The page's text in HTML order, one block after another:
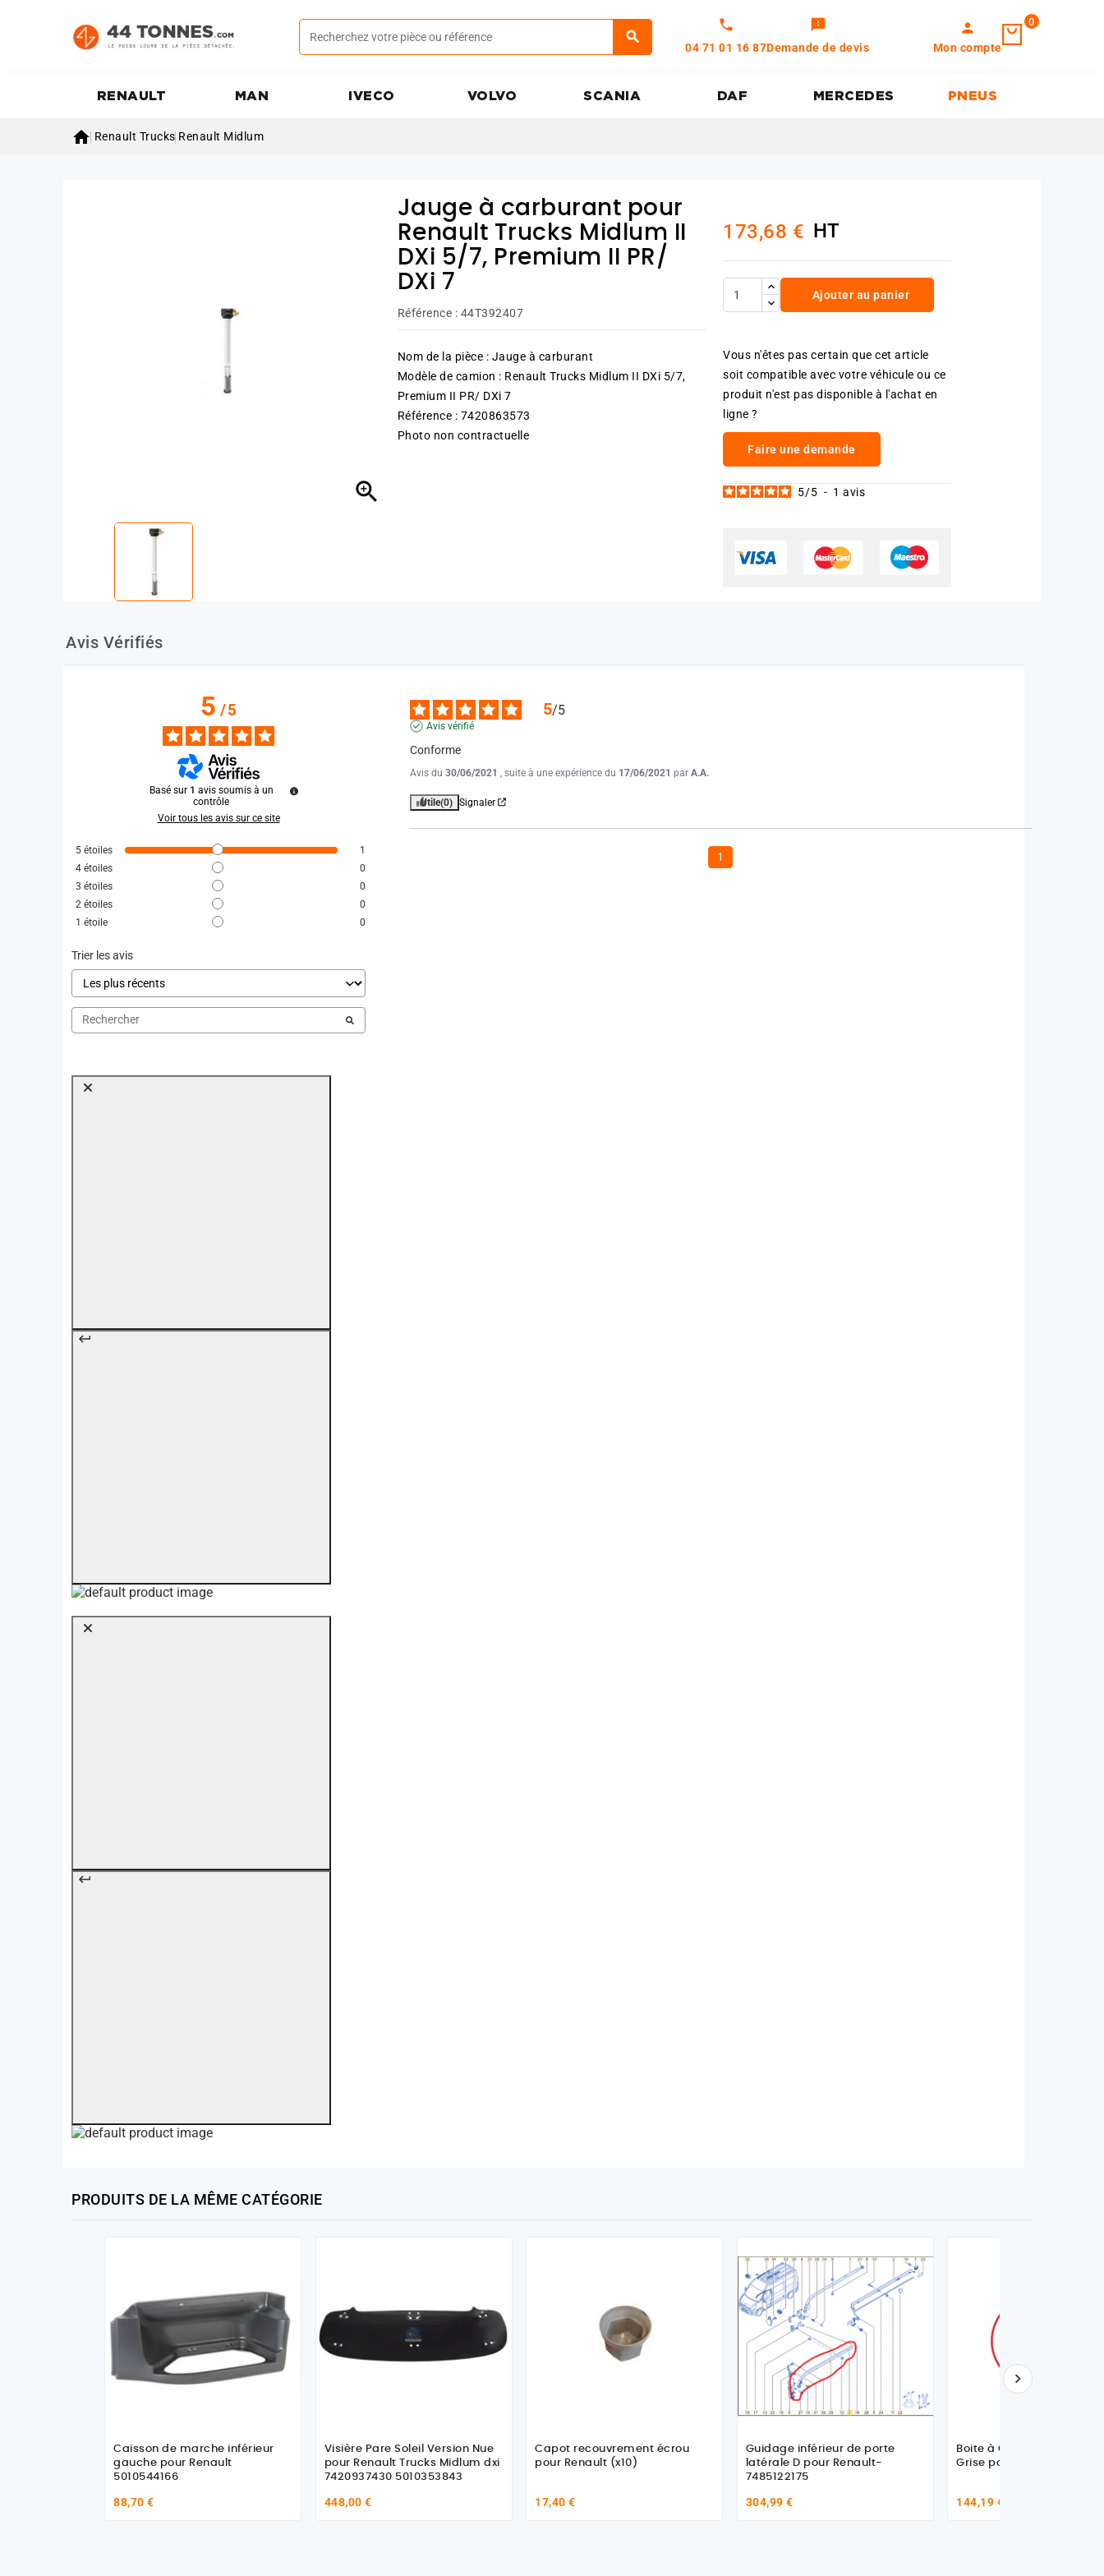
call
04 71 01 16 87
feedback
Demande de devis
person
Mon compte
0
RENAULT MAN IVECO VOLVO SCANIA DAF MERCEDES PNEUS
 Renault Trucks Renault Midlum

Jauge à carburant pour
Renault Trucks Midlum II
DXi 5/7, Premium II PR/
DXi 7
Référence : 44T392407
Nom de la pièce : Jauge à carburant
Modèle de camion : Renault Trucks Midlum II DXi 5/7,
Premium II PR/ DXi 7
Référence : 7420863573
Photo non contractuelle
173,68 € HT
Ajouter au panier
Vous n'êtes pas certain que cet article
soit compatible avec votre véhicule ou ce
produit n'est pas disponible à l'achat en
ligne ?
Faire une demande
5/5 - 1avis
Avis Vérifiés
5/5
Basé sur 1 avis soumis à un
contrôle
Voir tous les avis sur ce site
5 étoiles
1
4 étoiles
0
3 étoiles
0
2 étoiles
0
1 étoile 0
Trier les avis
5/5
Avis vérifié
Conforme
Avis du 30/06/2021 , suite à une expérience du 17/06/2021 par A.A.
Utile(0) Signaler
1
PRODUITS DE LA MÊME CATÉGORIE
Caisson de marche inférieur
gauche pour Renault
5010544166
88,70 €
Visière Pare Soleil Version Nue
pour Renault Trucks Midlum dxi
7420937430 5010353843
448,00 €
Capot recouvrement écrou
pour Renault (x10)
17,40 €
Guidage inférieur de porte
latérale D pour Renault-
7485122175
304,99 €
Boite à Gants Vide Poches
Grise pour Renault
144,19 €
